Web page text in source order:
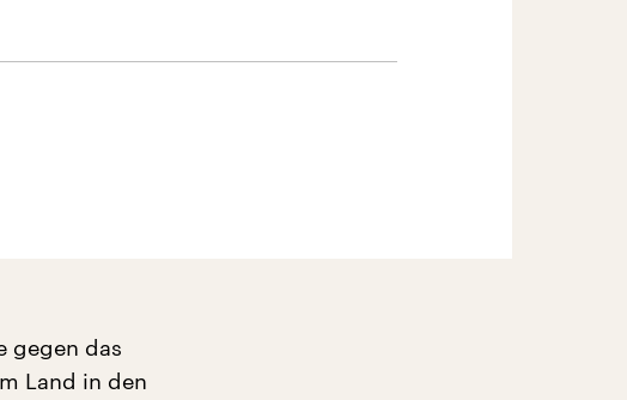
gegen das
Land in den